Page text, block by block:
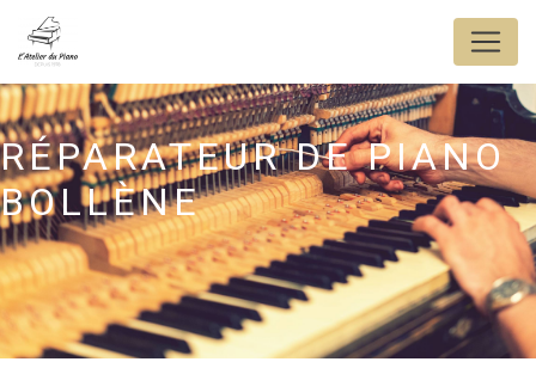
RÉPARATEUR DE PIANO
BOLLÈNE
Panneau de gestion des cookies